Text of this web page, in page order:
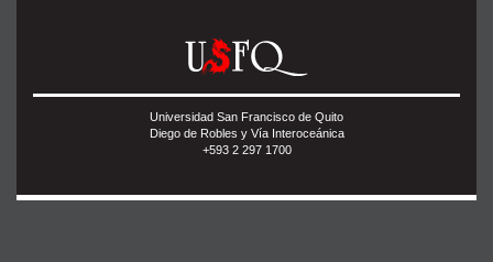
Universidad San Francisco de Quito
Diego de Robles y Vía Interoceánica
+593 2 297 1700